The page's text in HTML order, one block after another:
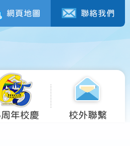
網頁地圖 聯絡我們
年校慶 校外聯繫